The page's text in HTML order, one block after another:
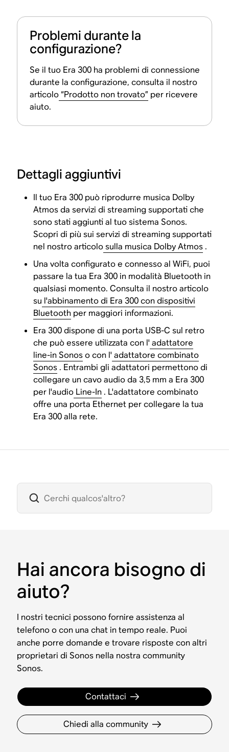
Problemi durante la
configurazione?
Se il tuo Era 300 ha problemi di connessione
durante la configurazione, consulta il nostro
articolo“Prodotto non trovato” per ricevere
aiuto.
Dettagli aggiuntivi
Il tuo Era 300 può riprodurre musica Dolby
Atmos da servizi di streaming supportati che
sono stati aggiunti al tuo sistema Sonos.
Scopri di più sui servizi di streaming supportati
nel nostro articolosulla musica Dolby Atmos.
Una volta configurato e connesso al WiFi, puoi
passare la tua Era 300 in modalità Bluetooth in
qualsiasi momento. Consulta il nostro articolo
su l'abbinamento di Era 300 con dispositivi
Bluetooth per maggiori informazioni.
Era 300 dispone di una porta USB-C sul retro
che può essere utilizzata con l' adattatore
line-in Sonoso con l' adattatore combinato
Sonos. Entrambi gli adattatori permettono di
collegare un cavo audio da 3,5 mm a Era 300
per l'audio Line-In. L'adattatore combinato
offre una porta Ethernet per collegare la tua
Era 300 alla rete.
Hai ancora bisogno di
aiuto?
I nostri tecnici possono fornire assistenza al
telefono o con una chat in tempo reale. Puoi
anche porre domande e trovare risposte con altri
proprietari di Sonos nella nostra community
Sonos.
Contattaci
Chiedi alla community